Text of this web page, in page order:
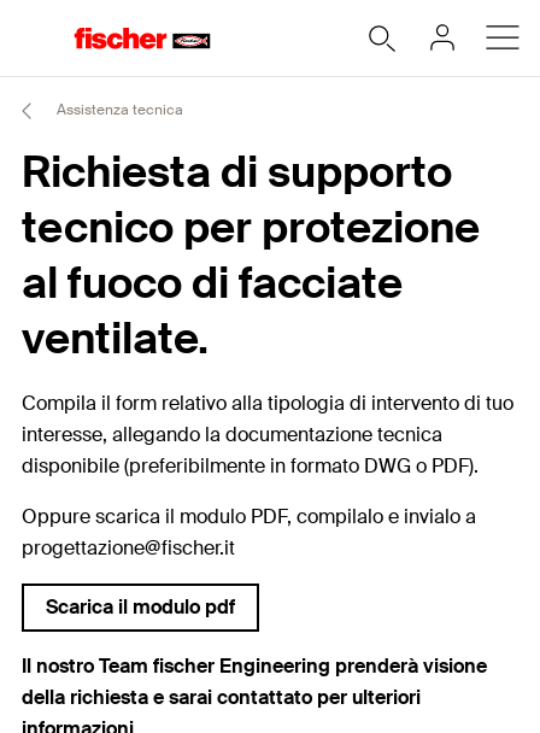
Assistenza tecnica
Richiesta di supporto
tecnico per protezione
al fuoco di facciate
ventilate.
Compila il form relativo alla tipologia di intervento di tuo
interesse, allegando la documentazione tecnica
disponibile (preferibilmente in formato DWG o PDF).
Oppure scarica il modulo PDF, compilalo e invialo a
progettazione@fischer.it
Scarica il modulo pdf
Il nostro Team fischer Engineering prenderà visione
della richiesta e sarai contattato per ulteriori